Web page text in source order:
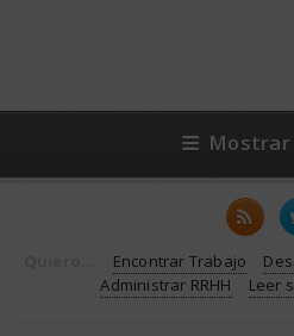
Mostrar
Encontrar Trabajo
Administrar RRHH
Leer